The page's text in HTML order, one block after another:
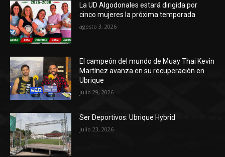
La UD Algodonales estará dirigida por
cinco mujeres la próxima temporada
agosto 3, 2026
El campeón del mundo de Muay Thai Kevin
Martínez avanza en su recuperación en
Ubrique
julio 29, 2026
Ser Deportivos: Ubrique Hybrid
julio 23, 2026